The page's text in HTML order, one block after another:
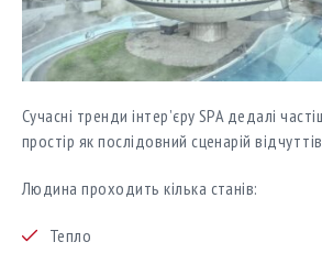
Сучасні тренди інтер’єру SPA дедалі
простір як послідовний сценарій
Людина проходить кілька станів:
Тепло